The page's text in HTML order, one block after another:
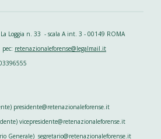
La Loggia n. 33 - scala A int. 3 - 00149 ROMA
retenazionaleforense@legalmail.it
presidente@retenazionaleforense.it
vicepresidente@retenazionaleforense.it
Generale) segretario@retenazionaleforense.it